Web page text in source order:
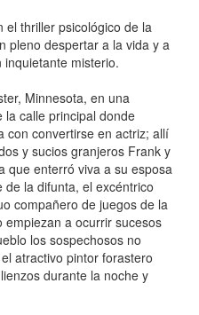
el thriller psicológico de la
pleno despertar a la vida y a
misterio.
Minnesota, en una
calle principal donde
con convertirse en actriz; allí
y sucios granjeros Frank y
que enterró viva a su esposa
la difunta, el excéntrico
compañero de juegos de la
empiezan a ocurrir sucesos
los sospechosos no
atractivo pintor forastero
durante la noche y